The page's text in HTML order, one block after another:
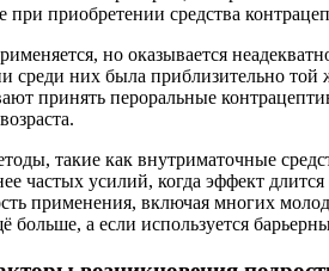
при приобретении средства
но оказывается
среди них была приблизительно
принять пероральные
такие как внутриматочные
частых усилий, когда эффект
применения, включая многих
больше, а если используется